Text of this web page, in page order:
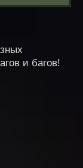
и багов!